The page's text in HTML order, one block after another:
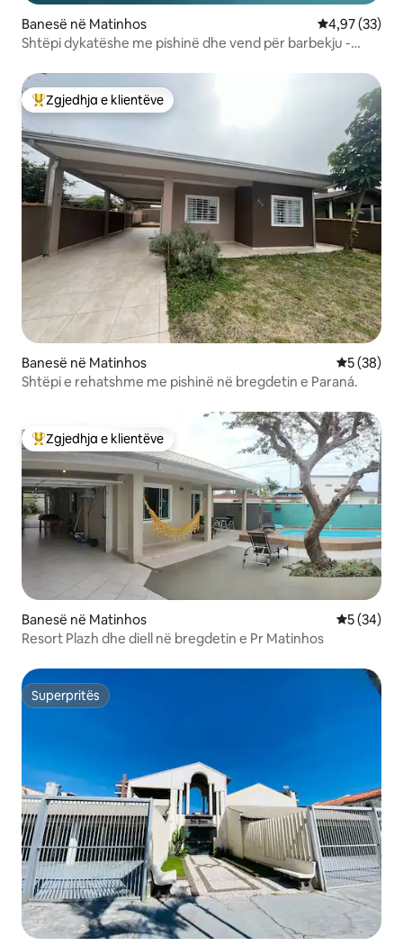
Banesë në Matinhos Vlerësimi
4,97 (33)
Shtëpi dykatëshe me pishinë dhe vend për barbekju -
Më të mirat e zgjedhjeve të klientëve
Zgjedhja e klientëve
Banesë në Matinhos Vlerësimi
5 (38)
Shtëpi e rehatshme me pishinë në bregdetin e Paraná.
Më të mirat e zgjedhjeve të klientëve
Zgjedhja e klientëve
Banesë në Matinhos Vlerësimi
5 (34)
Resort Plazh dhe diell në bregdetin e Pr Matinhos
Superpritës
Superpritës